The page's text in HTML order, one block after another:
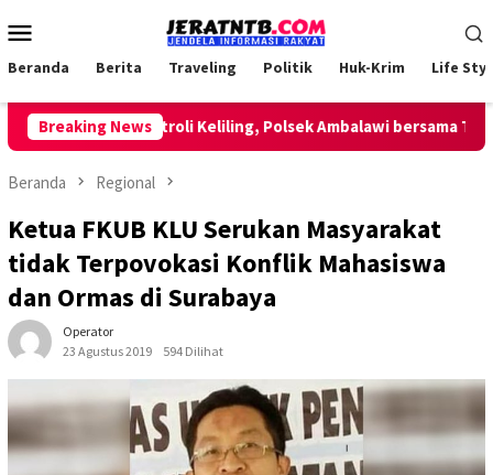
ke
Mobile
Beranda Berita Traveling Politik Huk-Krim Life
Breaking News
Lakukan Patroli Keliling, Polsek Ambalawi bersama TNI dan
Beranda Regional
Ketua FKUB KLU Serukan Masyarakat
tidak Terpovokasi Konflik Mahasiswa
dan Ormas di Surabaya
Operator
23 Agustus 2019
594 Dilihat